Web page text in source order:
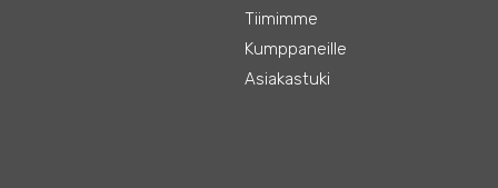
Tiimimme
Kumppaneille
Asiakastuki